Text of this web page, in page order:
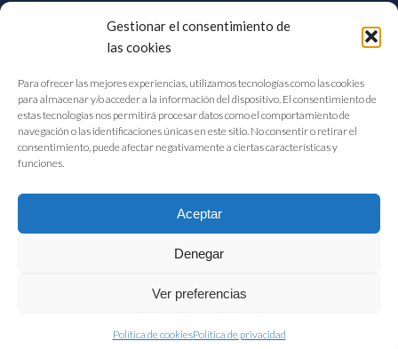
Gestionar el consentimiento de
las cookies
Para ofrecer las mejores experiencias, utilizamos tecnologías como las cookies
para almacenar y/o acceder a la información del dispositivo. El consentimiento de
estas tecnologías nos permitirá procesar datos como el comportamiento de
navegación o las identificaciones únicas en este sitio. No consentir o retirar el
consentimiento, puede afectar negativamente a ciertas características y
funciones.
Aceptar
Denegar
Ver preferencias
Política de cookiesPolítica de privacidad
FIAB Federación Española de Industrias de la Alimentación y Bebidas